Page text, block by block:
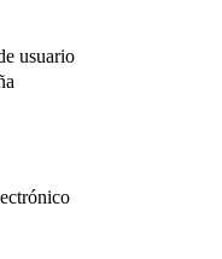
usuario